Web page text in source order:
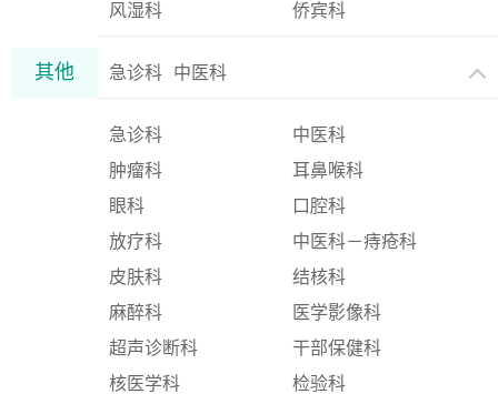
风湿科
侨宾科
其他 急诊科 中医科
急诊科
中医科
肿瘤科
耳鼻喉科
眼科
口腔科
放疗科
中医科－痔疮科
皮肤科
结核科
麻醉科
医学影像科
超声诊断科
干部保健科
核医学科
检验科